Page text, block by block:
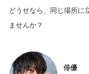
どうせなら、同じ場所に
俳優